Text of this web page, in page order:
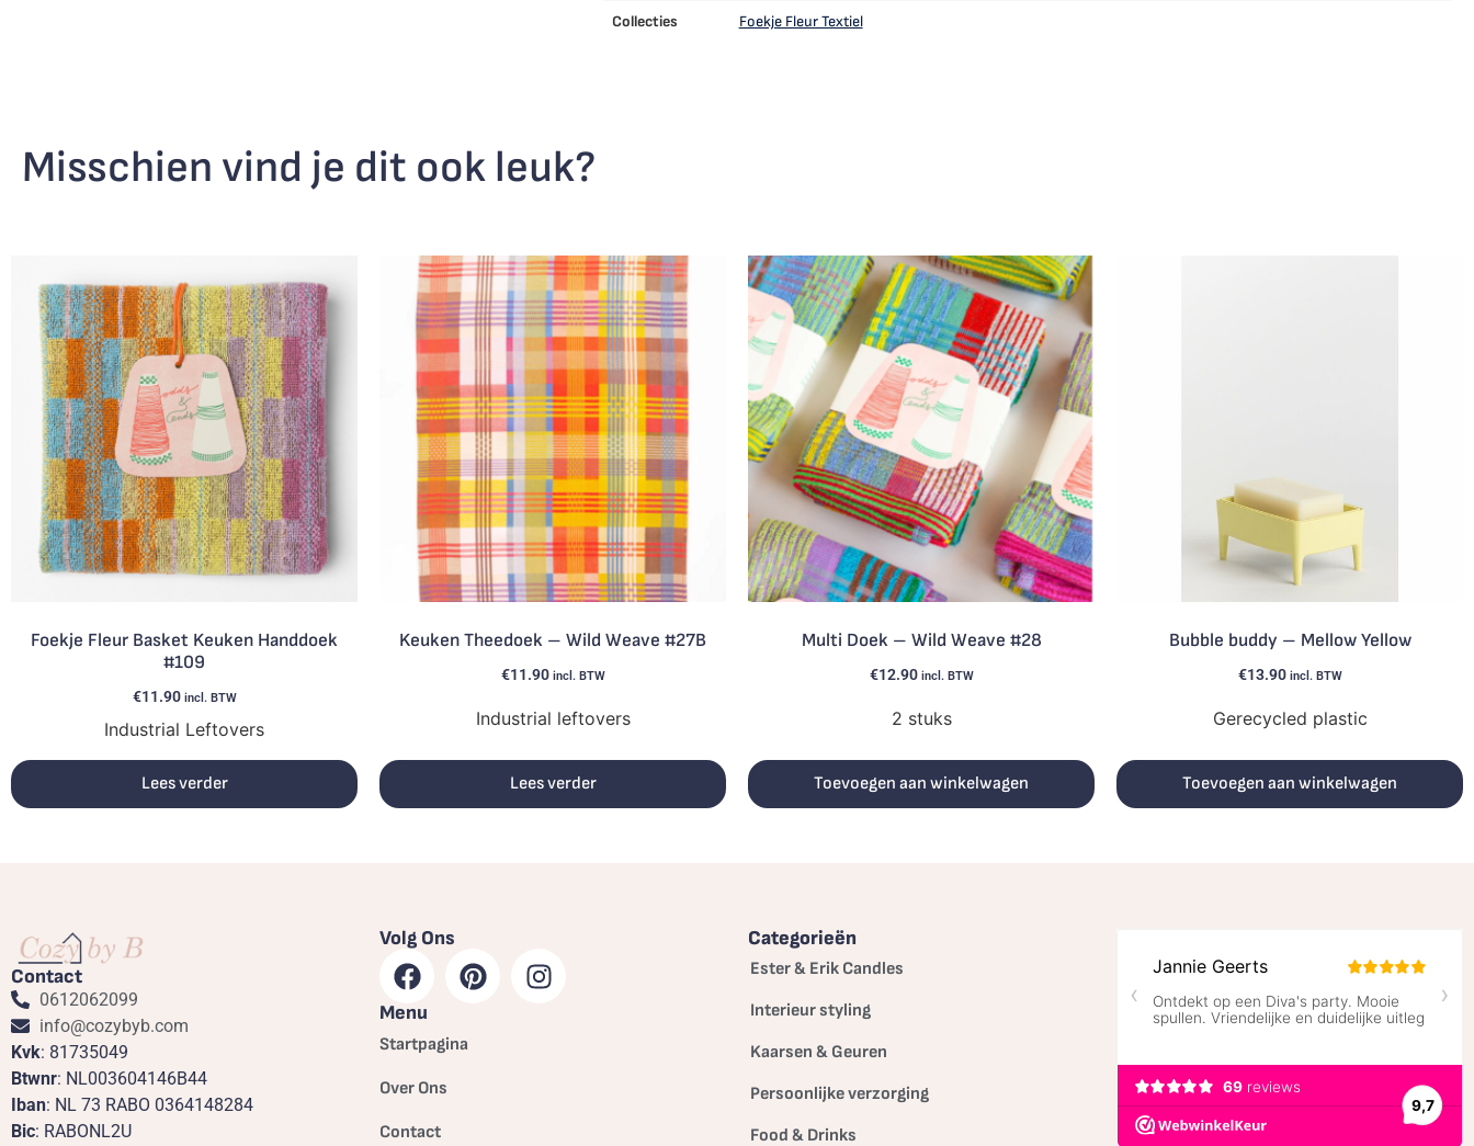
Collecties Foekje Fleur Textiel
Misschien vind je dit ook leuk?
Foekje Fleur Basket Keuken Handdoek
#109
€11.90 incl. BTW
Industrial Leftovers
Lees verder
Keuken Theedoek – Wild Weave #27B
€11.90 incl. BTW
Industrial leftovers
Lees verder
Multi Doek – Wild Weave #28
€12.90 incl. BTW
2 stuks
Toevoegen aan winkelwagen
Bubble buddy – Mellow Yellow
€13.90 incl. BTW
Gerecycled plastic
Toevoegen aan winkelwagen
Contact
0612062099
info@cozybyb.com
Kvk: 81735049
Btwnr: NL003604146B44
Iban: NL 73 RABO 0364148284
Bic: RABONL2U
Volg Ons
Menu
Startpagina
Over Ons
Contact
Categorieën
Ester & Erik Candles
Interieur styling
Kaarsen & Geuren
Persoonlijke verzorging
Food & Drinks